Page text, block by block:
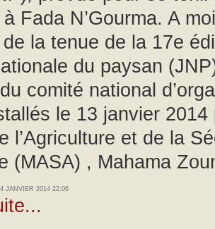
Fada N’Gourma. A
la tenue de la 17e
du paysan
comité national
le 13 janvier 2014
l’Agriculture et de la
(MASA) , Mahama
JANVIER 2014 22:06